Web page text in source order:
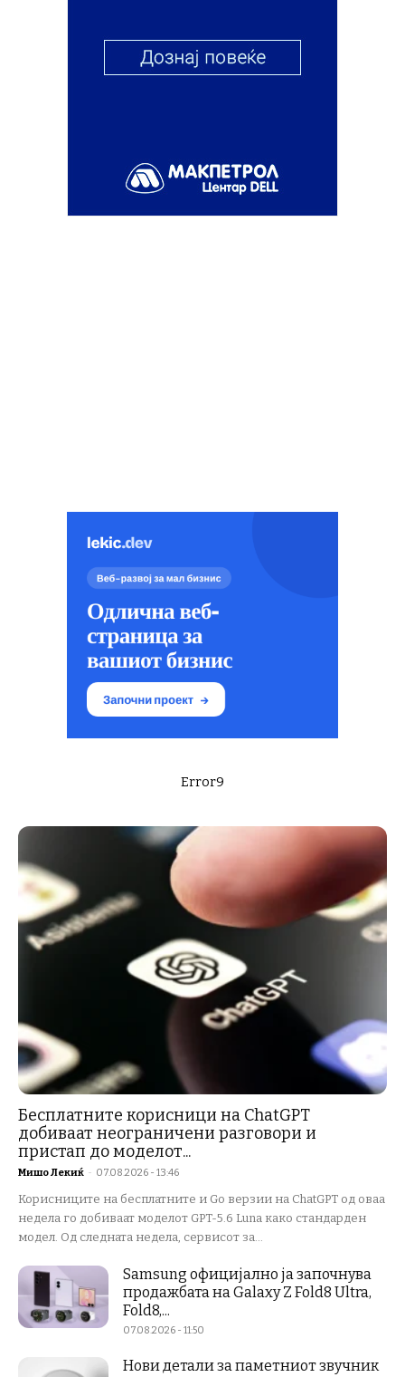
Error9
Бесплатните корисници на ChatGPT
добиваат неограничени разговори и
пристап до моделот...
Мишо Лекиќ - 07.08.2026 - 13:46
Корисниците на бесплатните и Go верзии на ChatGPT од оваа
недела го добиваат моделот GPT-5.6 Luna како стандарден
модел. Од следната недела, сервисот за...
Samsung официјално ја започнува
продажбата на Galaxy Z Fold8 Ultra,
Fold8,...
07.08.2026 - 11:50
Нови детали за паметниот звучник